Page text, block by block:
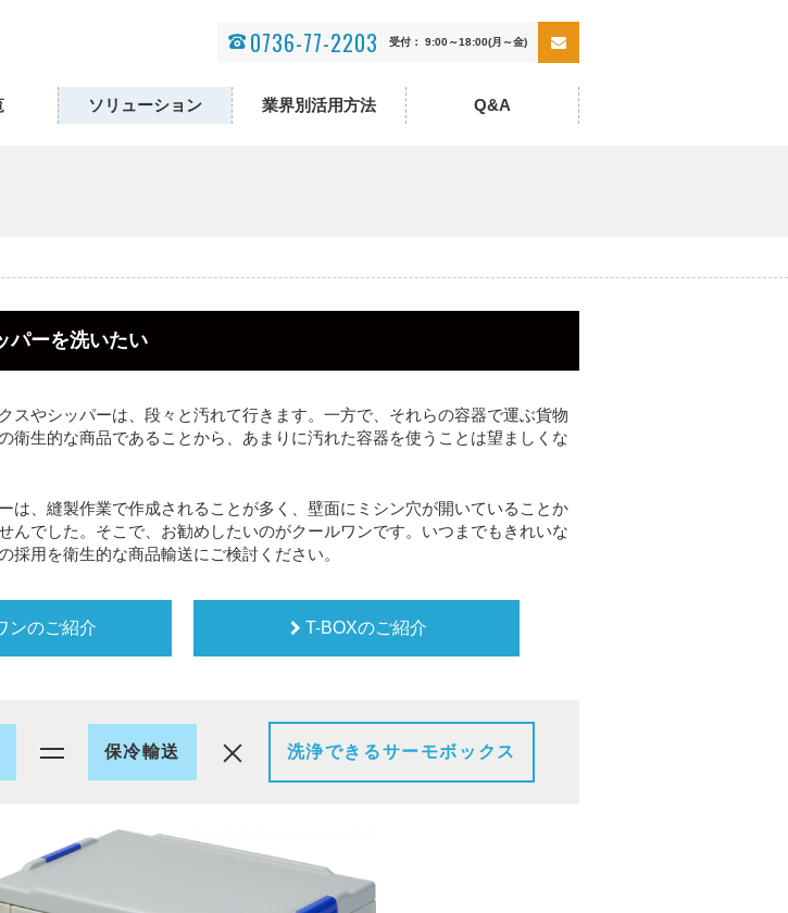
0736-77-2203 受付： 9:00～18:00(月～金)
ソリューション
冷蔵車で冷凍輸送
クール便の代替
ドライアイスを削減したい
超冷凍で長時間キープを実現
「-75℃以下を170時間キープ」
業界別活用方法
食品卸
化学品・その他
Q&A
パーを洗いたい
スやシッパーは、段々と汚れて行きます。一方で、それらの容器で運ぶ貨物
衛生的な商品であることから、あまりに汚れた容器を使うことは望ましくな
は、縫製作業で作成されることが多く、壁面にミシン穴が開いていることか
んでした。そこで、お勧めしたいのがクールワンです。いつまでもきれいな
採用を衛生的な商品輸送にご検討ください。
ンのご紹介 T-BOXのご紹介
保冷輸送 洗浄できるサーモボックス